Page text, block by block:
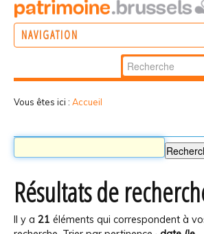
NAVIGATION
Chercher par
Recherche
Vous êtes ici : Accueil
Résultats de
Il y a 21 éléments qui correspondent à